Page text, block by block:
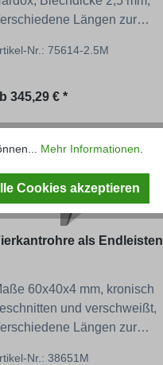
Längen zur
Nr.: 75614-2.5M
Preis:
345,29 € *
als Endleisten
60x40x4 mm, kronisch
und verschweißt,
Längen zur
Nr.: 38651M
Mehr Informationen
Cookies akzeptieren